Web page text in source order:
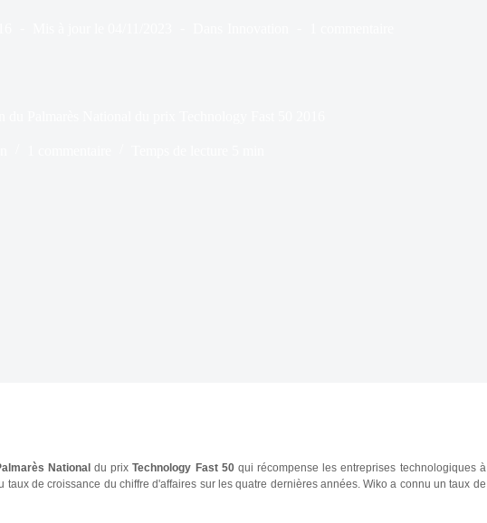
National du prixTechnology Fast 50 qui récompense les entreprises technologiques à
de croissance du chiffre d'affaires sur les quatre dernières années. Wiko a connu un taux de